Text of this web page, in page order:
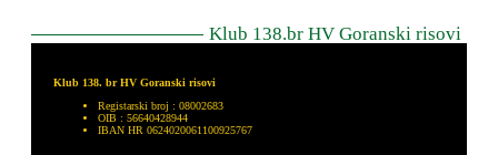
Klub 138.br HV Goranski risovi
Klub 138. br HV Goranski risovi
Registarski broj : 08002683
OIB : 56640428944
IBAN HR 0624020061100925767